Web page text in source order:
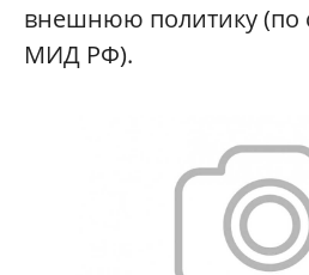
внешнюю политику (по
МИД РФ).